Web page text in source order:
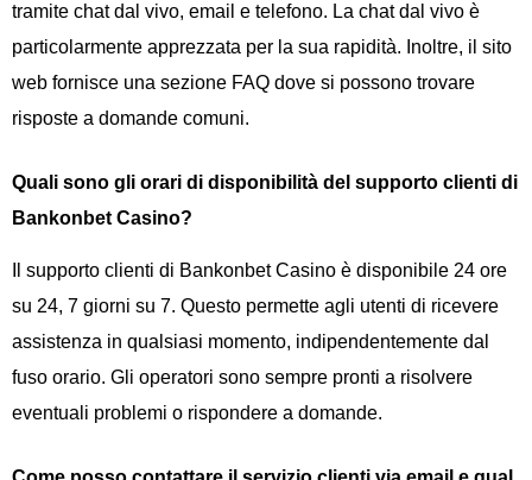
tramite chat dal vivo, email e telefono. La chat dal vivo è
particolarmente apprezzata per la sua rapidità. Inoltre, il sito
web fornisce una sezione FAQ dove si possono trovare
risposte a domande comuni.
Quali sono gli orari di disponibilità del supporto clienti di
Bankonbet Casino?
Il supporto clienti di Bankonbet Casino è disponibile 24 ore
su 24, 7 giorni su 7. Questo permette agli utenti di ricevere
assistenza in qualsiasi momento, indipendentemente dal
fuso orario. Gli operatori sono sempre pronti a risolvere
eventuali problemi o rispondere a domande.